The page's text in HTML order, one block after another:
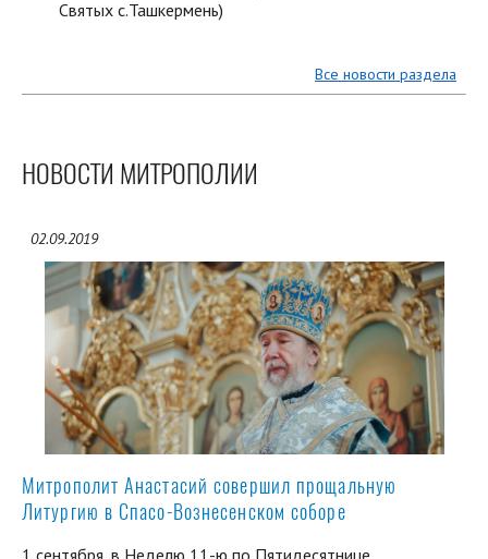
Святых с.Ташкермень)
Все новости раздела
НОВОСТИ МИТРОПОЛИИ
02.09.2019
Митрополит Анастасий совершил прощальную
Литургию в Спасо-Вознесенском соборе
1 сентября, в Неделю 11-ю по Пятидесятнице,